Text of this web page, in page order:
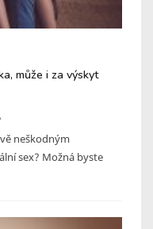
může i za výskyt
neškodným
sex? Možná byste